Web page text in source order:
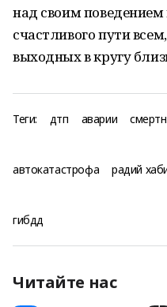
над своим
счастливого пути
выходных в кругу
Теги: дтп аварии
автокатастрофа радий
гибдд
Читайте нас